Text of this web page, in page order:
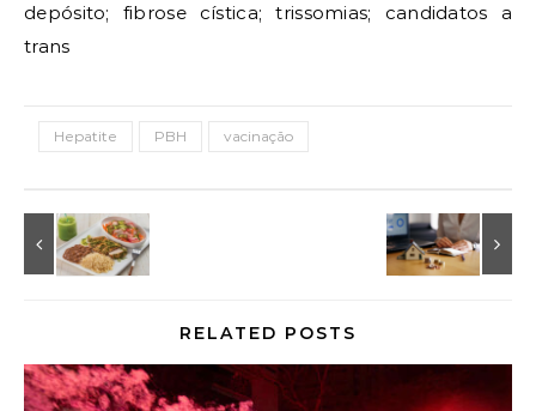
depósito; fibrose cística; trissomias; candidatos a
trans
Hepatite PBH vacinação
RELATED POSTS